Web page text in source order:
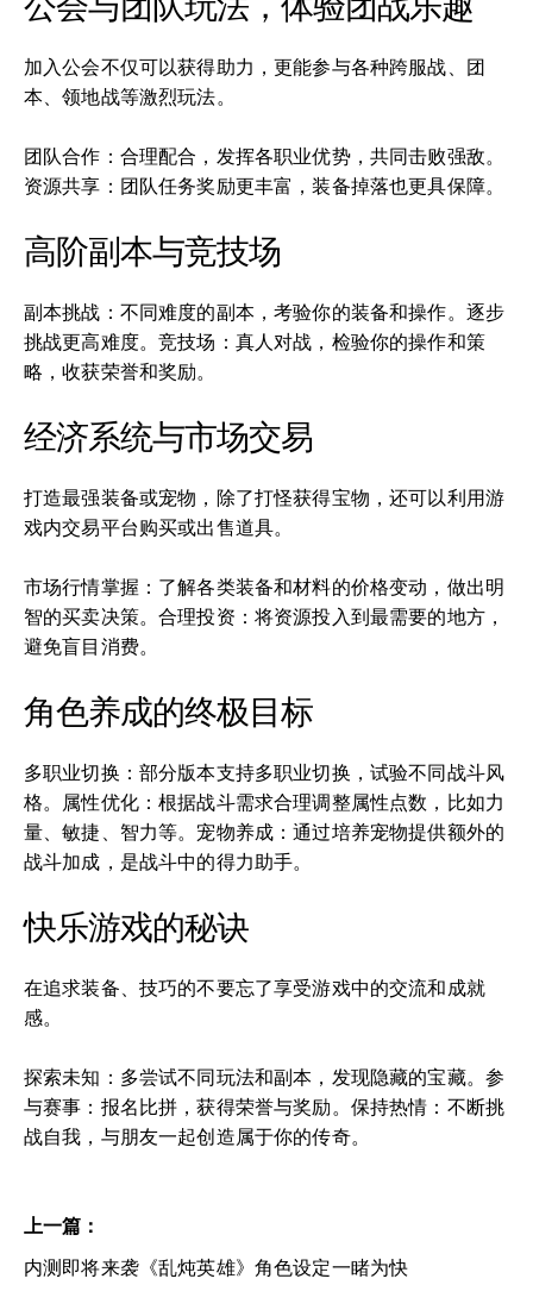
加入公会不仅可以获得助力，更能参与各种跨服战、团
本、领地战等激烈玩法。
团队合作：合理配合，发挥各职业优势，共同击败强敌。
资源共享：团队任务奖励更丰富，装备掉落也更具保障。
高阶副本与竞技场
副本挑战：不同难度的副本，考验你的装备和操作。逐步
挑战更高难度。竞技场：真人对战，检验你的操作和策
略，收获荣誉和奖励。
经济系统与市场交易
打造最强装备或宠物，除了打怪获得宝物，还可以利用游
戏内交易平台购买或出售道具。
市场行情掌握：了解各类装备和材料的价格变动，做出明
智的买卖决策。合理投资：将资源投入到最需要的地方，
避免盲目消费。
角色养成的终极目标
多职业切换：部分版本支持多职业切换，试验不同战斗风
格。属性优化：根据战斗需求合理调整属性点数，比如力
量、敏捷、智力等。宠物养成：通过培养宠物提供额外的
战斗加成，是战斗中的得力助手。
快乐游戏的秘诀
在追求装备、技巧的不要忘了享受游戏中的交流和成就
感。
探索未知：多尝试不同玩法和副本，发现隐藏的宝藏。参
与赛事：报名比拼，获得荣誉与奖励。保持热情：不断挑
战自我，与朋友一起创造属于你的传奇。
上一篇：
内测即将来袭《乱炖英雄》角色设定一睹为快